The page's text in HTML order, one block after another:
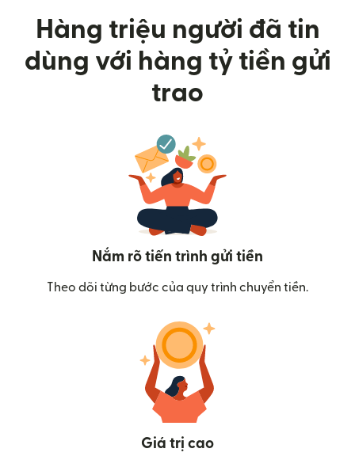
Hàng triệu người đã tin
dùng với hàng tỷ tiền gửi
trao
Nắm rõ tiến trình gửi tiền
Theo dõi từng bước của quy trình chuyển tiền.
Giá trị cao